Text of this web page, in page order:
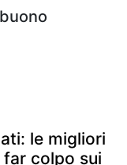
le migliori
colpo sui